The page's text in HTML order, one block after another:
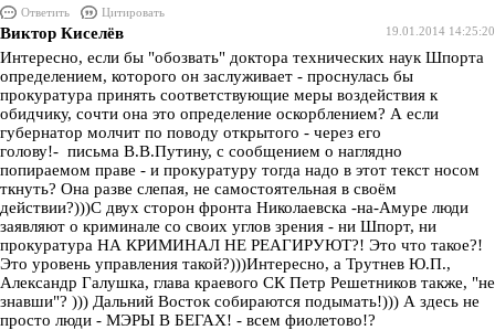
Ответить
Цитировать
19.01.2014 14:25:20
Виктор Киселёв
Интересно, если бы "обозвать" доктора технических наук Шпорта
определением, которого он заслуживает - проснулась бы
прокуратура принять соответствующие меры воздействия к
обидчику, сочти она это определение оскорблением? А если
губернатор молчит по поводу открытого - через его
голову!- письма В.В.Путину, с сообщением о наглядно
попираемом праве - и прокуратуру тогда надо в этот текст носом
ткнуть? Она разве слепая, не самостоятельная в своём
действии?)))С двух сторон фронта Николаевска -на-Амуре люди
заявляют о криминале со своих углов зрения - ни Шпорт, ни
прокуратура НА КРИМИНАЛ НЕ РЕАГИРУЮТ?! Это что такое?!
Это уровень управления такой?)))Интересно, а Трутнев Ю.П.,
Александр Галушка, глава краевого СК Петр Решетников также, "не
знавши"? ))) Дальний Восток собираются подымать!))) А здесь не
просто люди - МЭРЫ В БЕГАХ! - всем фиолетово!?